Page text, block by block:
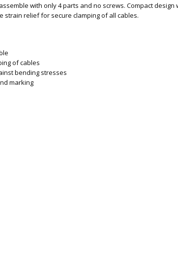
with only 4 parts and no screws. Compact design
relief for secure clamping of all cables.
of cables
bending stresses
marking